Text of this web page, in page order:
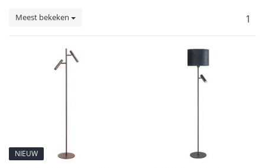
Meest bekeken 1
NIEUW